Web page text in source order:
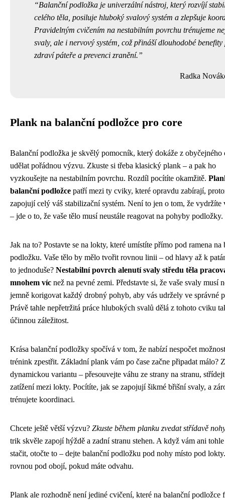
Balanční podložka je univerzální nástroj, který rozvíjí
celého těla, posiluje hluboký svalový systém a zlepšuje
Pravidelným cvičením na nestabilním povrchu trénujeme
svaly, ale i nervový systém, což přináší dlouhodobé benefity
zdraví páteře a prevenci zranění.
Radka
Plank na balanční podložce pro core
Balanční podložka je skvělý pomocník, který dokáže z obyčejného
udělat pořádnou výzvu. Zkuste si třeba klasický plank – a pak ho
vyzkoušejte na nestabilním povrchu. Rozdíl pocítíte okamžitě.
balanční podložce patří mezi ty cviky, které opravdu zabírají,
zapojují celý váš stabilizační systém. Není to jen o tom, že vydržíte
– jde o to, že vaše tělo musí neustále reagovat na pohyby podložky.
Jak na to? Postavte se na lokty, které umístíte přímo pod ramena na
podložku. Vaše tělo by mělo tvořit rovnou linii – od hlavy až k
to jednoduše? Nestabilní povrch alenutí svaly středu těla
mnohem víc než na pevné zemi. Představte si, že vaše svaly musí
jemně korigovat každý drobný pohyb, aby vás udržely ve správné
Právě tahle nepřetržitá práce hlubokých svalů dělá z tohoto cviku
účinnou záležitost.
Krása balanční podložky spočívá v tom, že nabízí nespočet
trénink zpestřit. Základní plank vám po čase začne připadat málo?
dynamickou variantu – přesouvejte váhu ze strany na stranu,
zatížení mezi lokty. Pocítíte, jak se zapojují šikmé břišní svaly, a
trénujete koordinaci.
Chcete ještě větší výzvu? Zkuste během planku zvedat střídavě
trik skvěle zapojí hýždě a zadní stranu stehen. A když vám ani
stačit, otočte to – dejte balanční podložku pod nohy místo pod
rovnou pod obojí, pokud máte odvahu.
Plank ale rozhodně není jediné cvičení, které na balanční podložce